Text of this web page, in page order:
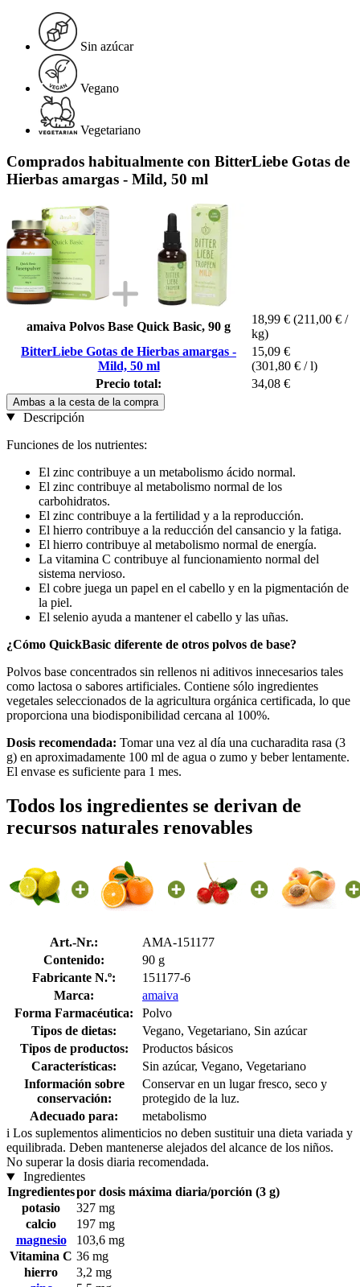
Sin azúcar
Vegano
Vegetariano
Comprados habitualmente con BitterLiebe Gotas de
Hierbas amargas - Mild, 50 ml
amaiva Polvos Base Quick Basic, 90 g
18,99 € (211,00 € /
kg)
BitterLiebe Gotas de Hierbas amargas -
Mild, 50 ml
15,09 €
(301,80 € / l)
Precio total:
34,08 €
Ambas a la cesta de la compra
Descripción
Funciones de los nutrientes:
El zinc contribuye a un metabolismo ácido normal.
El zinc contribuye al metabolismo normal de los
carbohidratos.
El zinc contribuye a la fertilidad y a la reproducción.
El hierro contribuye a la reducción del cansancio y la fatiga.
El hierro contribuye al metabolismo normal de energía.
La vitamina C contribuye al funcionamiento normal del
sistema nervioso.
El cobre juega un papel en el cabello y en la pigmentación de
la piel.
El selenio ayuda a mantener el cabello y las uñas.
¿Cómo QuickBasic diferente de otros polvos de base?
Polvos base concentrados sin rellenos ni aditivos innecesarios tales
como lactosa o sabores artificiales. Contiene sólo ingredientes
vegetales seleccionados de la agricultura orgánica certificada, lo que
proporciona una biodisponibilidad cercana al 100%.
Dosis recomendada: Tomar una vez al día una cucharadita rasa (3
g) en aproximadamente 100 ml de agua o zumo y beber lentamente.
El envase es suficiente para 1 mes.
Todos los ingredientes se derivan de
recursos naturales renovables
Art.-Nr.:
AMA-151177
Contenido:
90 g
Fabricante N.º:
151177-6
Marca:
amaiva
Forma Farmacéutica:
Polvo
Tipos de dietas:
Vegano, Vegetariano, Sin azúcar
Tipos de productos:
Productos básicos
Características:
Sin azúcar, Vegano, Vegetariano
Información sobre
conservación:
Conservar en un lugar fresco, seco y
protegido de la luz.
Adecuado para:
metabolismo
i Los suplementos alimenticios no deben sustituir una dieta variada y
equilibrada. Deben mantenerse alejados del alcance de los niños.
No superar la dosis diaria recomendada.
Ingredientes
Ingredientespor dosis máxima diaria/porción (3 g)
potasio
327 mg
calcio
197 mg
magnesio
103,6 mg
Vitamina C 36 mg
hierro
3,2 mg